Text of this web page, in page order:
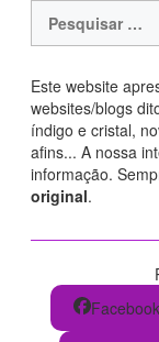
por:
Este website
websites/blogs
índigo e cristal,
afins... A nossa
informação.
original.
Facebook